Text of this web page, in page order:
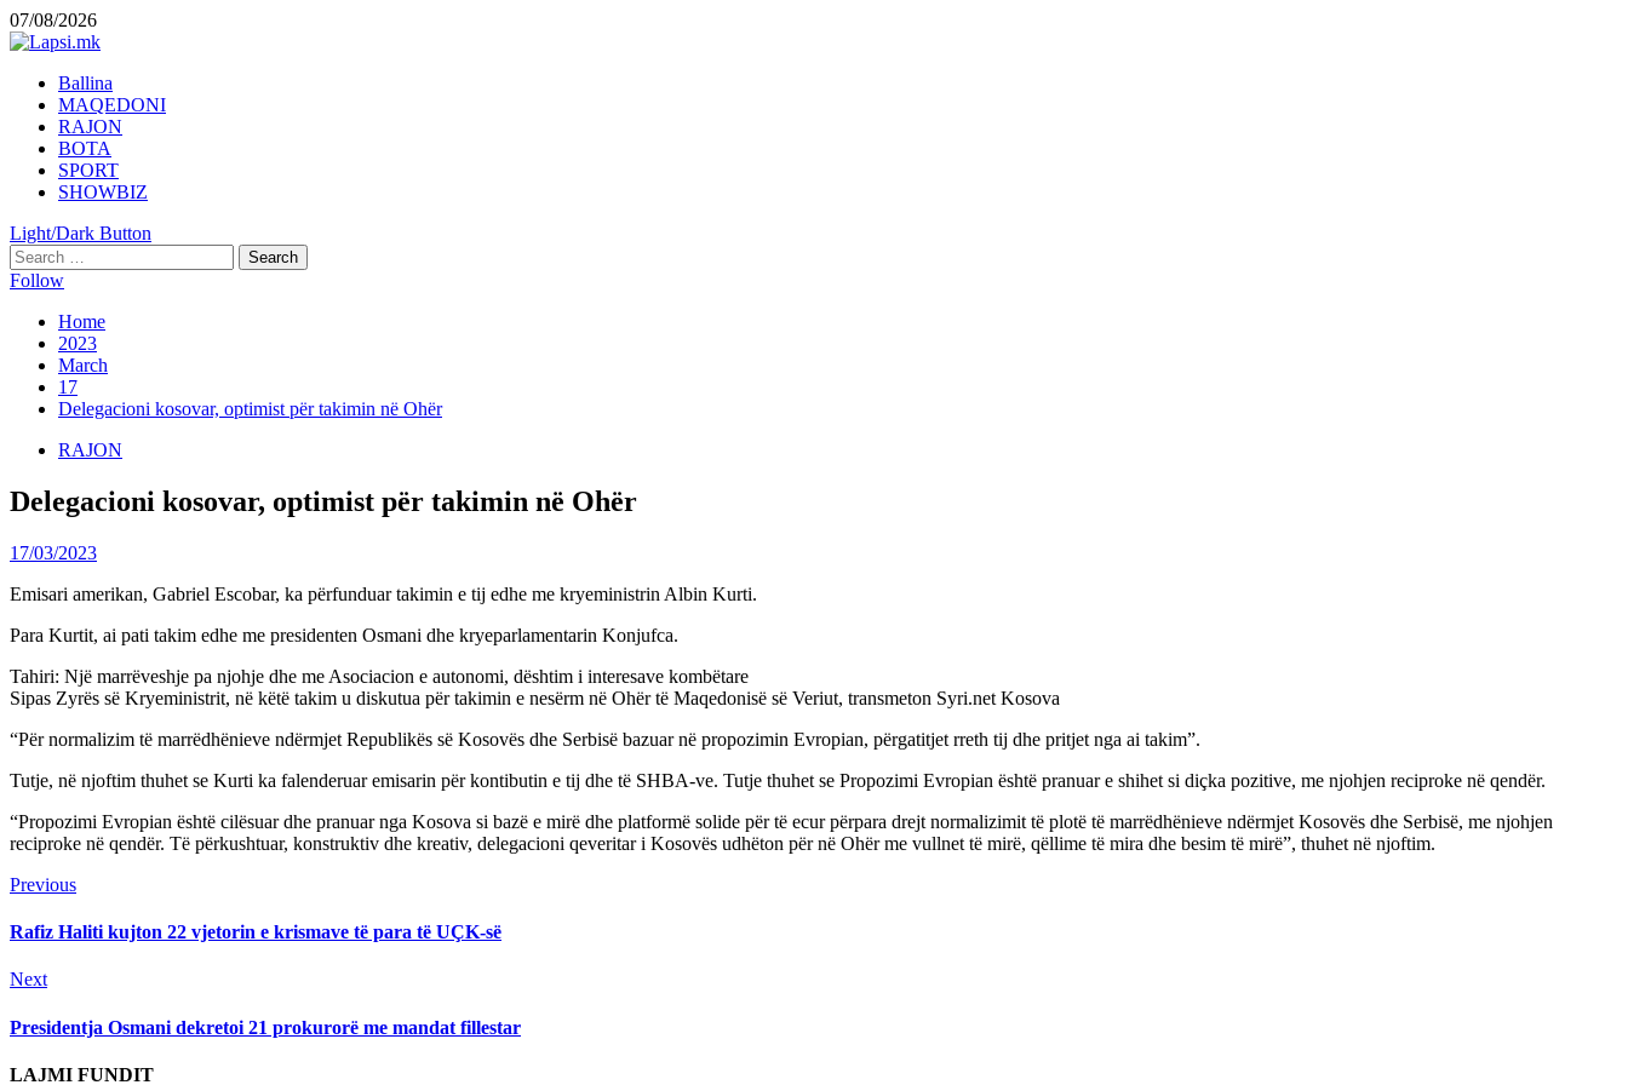
Skip
to
07/08/2026
Primary
Menu
Ballina
MAQEDONI
RAJON
BOTA
SPORT
SHOWBIZ
Light/Dark Button
Search
for:
Follow
Home
2023
March
17
Delegacioni kosovar, optimist për takimin në Ohër
RAJON
Delegacioni kosovar, optimist për takimin në Ohër
17/03/2023
Emisari amerikan, Gabriel Escobar, ka përfunduar takimin e tij edhe me kryeministrin Albin Kurti.
Para Kurtit, ai pati takim edhe me presidenten Osmani dhe kryeparlamentarin Konjufca.
Tahiri: Një marrëveshje pa njohje dhe me Asociacion e autonomi, dështim i interesave kombëtare
Sipas Zyrës së Kryeministrit, në këtë takim u diskutua për takimin e nesërm në Ohër të Maqedonisë së Veriut, transmeton Syri.net Kosova
“Për normalizim të marrëdhënieve ndërmjet Republikës së Kosovës dhe Serbisë bazuar në propozimin Evropian, përgatitjet rreth tij dhe pritjet nga ai takim”.
Tutje, në njoftim thuhet se Kurti ka falenderuar emisarin për kontibutin e tij dhe të SHBA-ve. Tutje thuhet se Propozimi Evropian është pranuar e shihet si diçka pozitive, me njohjen reciproke në qendër.
“Propozimi Evropian është cilësuar dhe pranuar nga Kosova si bazë e mirë dhe platformë solide për të ecur përpara drejt normalizimit të plotë të marrëdhënieve ndërmjet Kosovës dhe Serbisë, me njohjen
reciproke në qendër. Të përkushtuar, konstruktiv dhe kreativ, delegacioni qeveritar i Kosovës udhëton për në Ohër me vullnet të mirë, qëllime të mira dhe besim të mirë”, thuhet në njoftim.
Continue
Reading
PreviousPrevious
Rafiz Haliti kujton 22 vjetorin e krismave të para të UÇK-së
NextNext
Presidentja Osmani dekretoi 21 prokurorë me mandat fillestar
LAJMI FUNDIT